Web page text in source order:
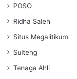
POSO
Ridha Saleh
Situs Megalitikum
Sulteng
Tenaga Ahli